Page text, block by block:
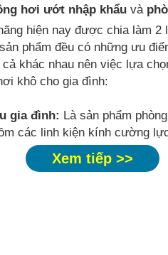
hơi ướt nhập khẩu và
hiện nay được chia làm 2
phẩm đều có những ưu
khác nhau nên việc lựa
khô cho gia đình:
gia đình: Là sản phẩm
các linh kiện kính cường
Xem tiếp >>